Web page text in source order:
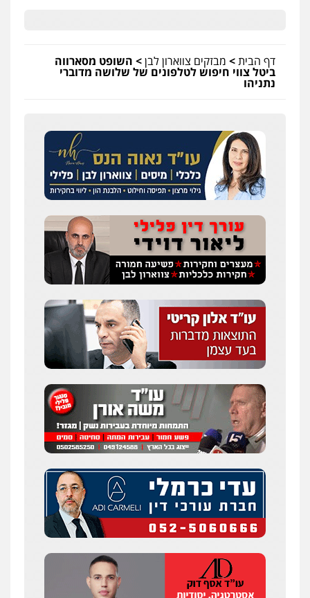
דף הבית> מבזקים צווארון לבן> השופט מסארווה
ביטל צווי חיפוש לטלפונים של שלושה מדוברי
נתניהו